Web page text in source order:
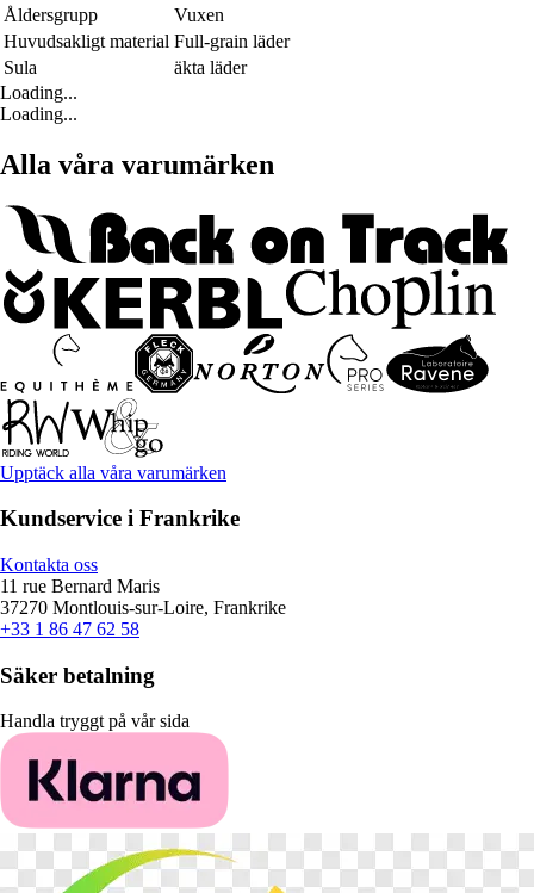
Åldersgrupp
Vuxen
Huvudsakligt material Full-grain läder
Sula
äkta läder
Loading...
Loading...
Alla våra varumärken
Upptäck alla våra varumärken
Kundservice i Frankrike
Kontakta oss
11 rue Bernard Maris
37270 Montlouis-sur-Loire, Frankrike
+33 1 86 47 62 58
Säker betalning
Handla tryggt på vår sida